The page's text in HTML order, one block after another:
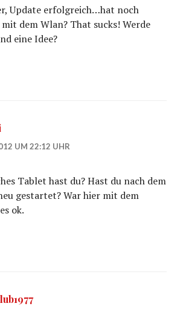
Update erfolgreich…hat noch
dem Wlan? That sucks! Werde
eine Idee?
UM 22:12 UHR
Tablet hast du? Hast du nach dem
gestartet? War hier mit dem
ok.